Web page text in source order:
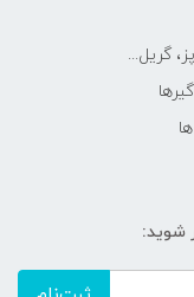
گریل...
شوید: